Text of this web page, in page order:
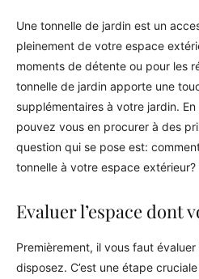
Une tonnelle de jardin est un
pleinement de votre espace
moments de détente ou pour les
tonnelle de jardin apporte une
supplémentaires à votre jardin.
pouvez vous en procurer à des
question qui se pose est:
tonnelle à votre espace extérieur?
Evaluer l’espace dont
Premièrement, il vous faut évaluer
disposez. C’est une étape